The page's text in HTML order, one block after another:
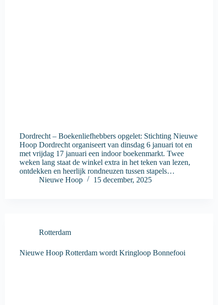
Dordrecht – Boekenliefhebbers opgelet: Stichting Nieuwe
Hoop Dordrecht organiseert van dinsdag 6 januari tot en
met vrijdag 17 januari een indoor boekenmarkt. Twee
weken lang staat de winkel extra in het teken van lezen,
ontdekken en heerlijk rondneuzen tussen stapels…
Nieuwe Hoop
15 december, 2025
Rotterdam
Nieuwe Hoop Rotterdam wordt Kringloop Bonnefooi